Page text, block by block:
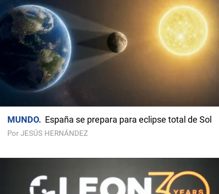
MUNDO España se prepara para eclipse total de Sol
Por JESÚS HERNÁNDEZ